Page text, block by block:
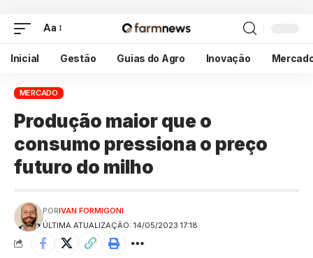
Aa
Inicial Gestão Guias do Agro Inovação
MERCADO
Produção maior que o
consumo pressiona o preço
futuro do milho
ÚLTIMA ATUALIZAÇÃO: 14/05/2023 17:18
PORIVAN FORMIGONI